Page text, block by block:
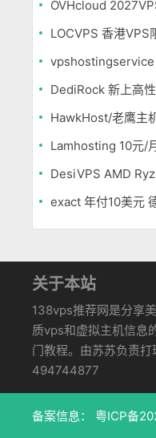
OVHcloud
vpshostingservice
Lamhosting 10元/
exact 年付10美元
关于本站
138vps推荐网是分享
质vps和虚拟主机信息
门教程。由苏苏负责打
494744877
备案信息： 粤ICP备